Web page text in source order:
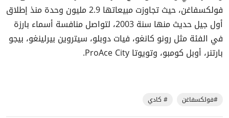
فولكسفاغن، حيث تجاوزت مبيعاتها 2.9 مليون وحدة منذ إطلاق
أول جيل حديث منها سنة 2003، لتواصل منافسة أسماء بارزة
في الفئة مثل رونو كانغو، فيات دوبلو، سيتروين بيرلينغو، بيجو
بارتنر، أوبل كومبو، وتويوتا ProAce City.
#فولكسفاغن # كادي